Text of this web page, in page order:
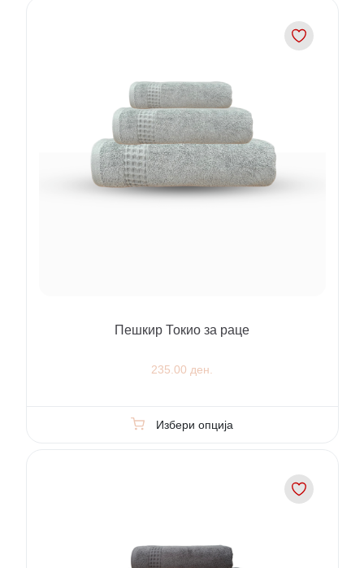
Пешкир Токио за раце
235.00 ден.
Избери опција